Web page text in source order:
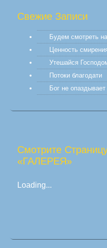
Свежие Записи
Будем смотреть
Ценность
Утешайся
Потоки благодати
Бог не опаздывает
Смотрите
«ГАЛЕРЕЯ»
Loading...